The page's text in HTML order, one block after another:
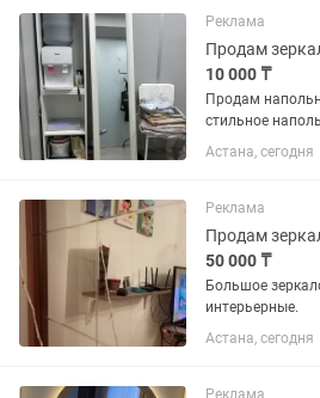
Реклама
Продам
10 000 ₸
Продам напольное
стильное
отличном
спальни,
Состояние:
Астана, сегодня
Реклама
Продам
50 000 ₸
Большое
интерьерные.
Астана, сегодня
Реклама